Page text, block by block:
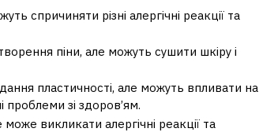
спричиняти різні алергічні реакції та
піни, але можуть сушити шкіру і
пластичності, але можуть впливати на
проблеми зі здоров’ям.
викликати алергічні реакції та